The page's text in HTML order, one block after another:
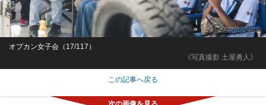
《写真撮影 土屋勇人》
オプカン女子会（17/117）
この記事へ戻る